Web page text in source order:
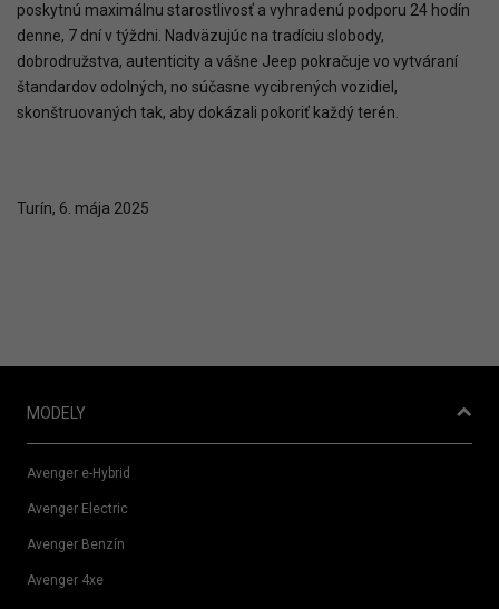
poskytnú maximálnu starostlivosť a vyhradenú podporu 24 hodín
denne, 7 dní v týždni. Nadväzujúc na tradíciu slobody,
dobrodružstva, autenticity a vášne Jeep pokračuje vo vytváraní
štandardov odolných, no súčasne vycibrených vozidiel,
skonštruovaných tak, aby dokázali pokoriť každý terén.
Turín, 6. mája 2025
MODELY
Avenger e-Hybrid
Avenger Electric
Avenger Benzín
Avenger 4xe